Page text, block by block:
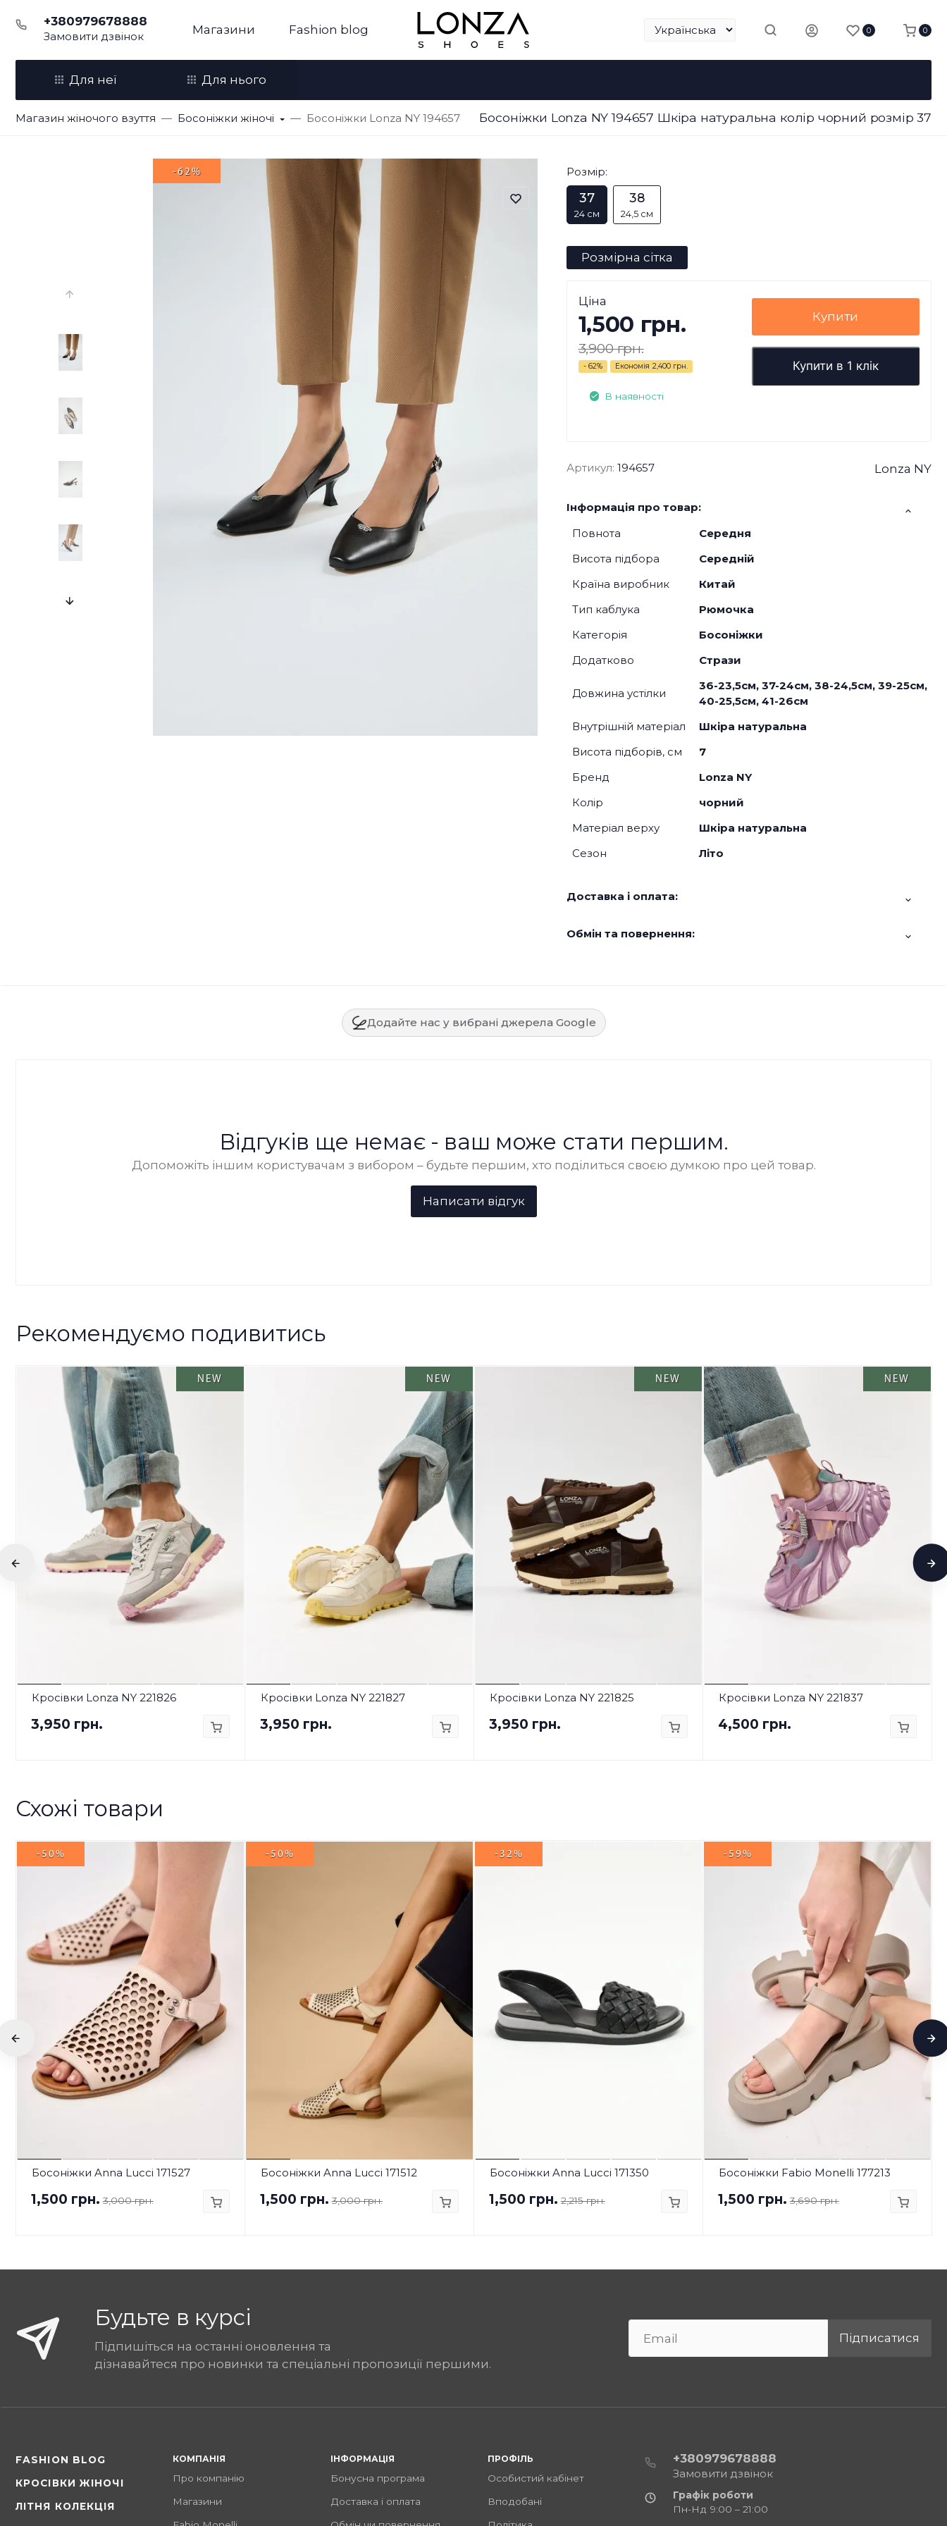
+380979678888
Замовити дзвінок Магазини Fashion blog 0 0
Для неї Для нього
Магазин жіночого взуття Босоніжки жіночі Босоніжки Lonza NY 194657 Босоніжки Lonza NY 194657 Шкіра натуральна колір чорний розмір 37
-62% Розмір:
37
24 см
38
24,5 см
Розмірна сітка
Ціна
1,500 грн.
3,900 грн.
- 62% Економія 2,400 грн.
В наявності
Купити
Купити в 1 клік
Артикул: 194657 Lonza NY
Інформація про товар:
Повнота
Середня
Висота підбора
Середній
Країна виробник
Китай
Тип каблука
Рюмочка
Категорія
Босоніжки
Додатково
Стрази
Довжина устілки
36-23,5см, 37-24см, 38-24,5см, 39-25см,
40-25,5см, 41-26см
Внутрішній матеріал
Шкіра натуральна
Висота підборів, см
7
Бренд
Lonza NY
Колір
чорний
Матеріал верху
Шкіра натуральна
Сезон
Літо
Доставка і оплата:
Обмін та повернення:
Додайте нас у вибрані джерела Google
Відгуків ще немає - ваш може стати першим.
Допоможіть іншим користувачам з вибором – будьте першим, хто поділиться своєю думкою про цей товар.
Рекомендуємо подивитись
NEW
Кросівки Lonza NY 221826
3,950 грн.
NEW
Кросівки Lonza NY 221827
3,950 грн.
NEW
Кросівки Lonza NY 221825
3,950 грн.
NEW
Кросівки Lonza NY 221837
4,500 грн.
Схожі товари
-50%
Босоніжки Anna Lucci 171527
1,500 грн. 3,000 грн.
-50%
Босоніжки Anna Lucci 171512
1,500 грн. 3,000 грн.
-32%
Босоніжки Anna Lucci 171350
1,500 грн. 2,215 грн.
-59%
Босоніжки Fabio Monelli 177213
1,500 грн. 3,690 грн.
Будьте в курсі
Підпишіться на останні оновлення та
дізнавайтеся про новинки та спеціальні пропозиції першими.
Підписатися
FASHION BLOG
КРОСІВКИ ЖІНОЧІ
ЛІТНЯ КОЛЕКЦІЯ
КОМПАНІЯ
Про компанію
Магазини
ІНФОРМАЦІЯ
Бонусна програма
Доставка і оплата
ПРОФІЛЬ
Особистий кабінет
Вподобані
+380979678888
Замовити дзвінок
Графік роботи
Пн-Нд 9:00 – 21:00